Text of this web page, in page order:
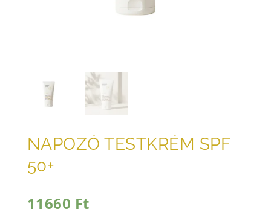
NAPOZÓ TESTKRÉM SPF
50+
11660 Ft